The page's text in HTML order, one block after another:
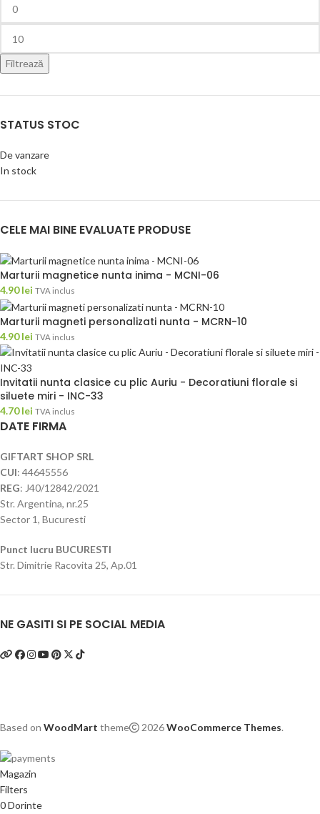
Filtrează
STATUS STOC
De vanzare
In stock
CELE MAI BINE EVALUATE PRODUSE
Marturii magnetice nunta inima - MCNI-06
4.90lei TVA inclus
Marturii magneti personalizati nunta - MCRN-10
4.90lei TVA inclus
Invitatii nunta clasice cu plic Auriu - Decoratiuni florale si
siluete miri - INC-33
4.70lei TVA inclus
DATE FIRMA
GIFTART SHOP SRL
CUI: 44645556
REG: J40/12842/2021
Str. Argentina, nr.25
Sector 1, Bucuresti
Punct lucru BUCURESTI
Str. Dimitrie Racovita 25, Ap.01
NE GASITI SI PE SOCIAL MEDIA
Based on WoodMart theme 2026WooCommerce Themes.
Magazin
Filters
0Dorinte